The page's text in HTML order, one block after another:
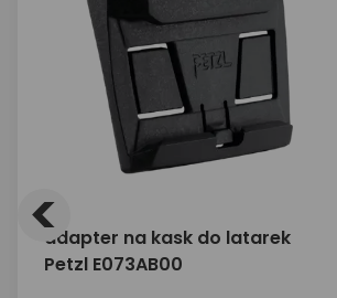
adapter na kask do latarek
Petzl E073AB00
<